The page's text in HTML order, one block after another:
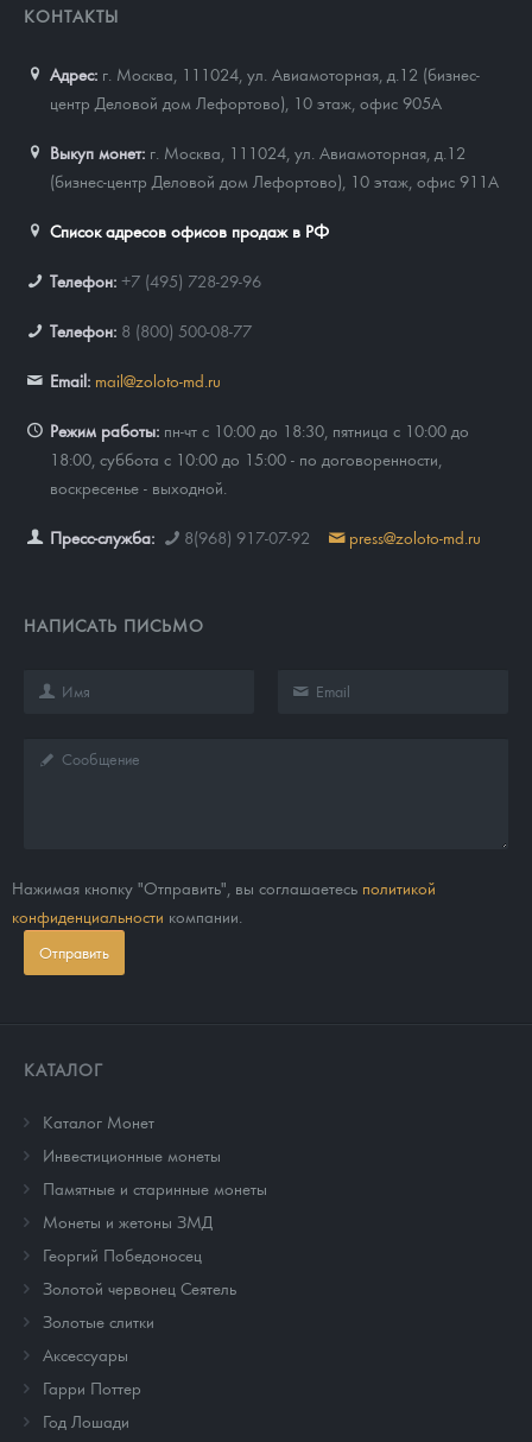
КОНТАКТЫ
Адрес: г. Москва, 111024 ул. Авиамоторная, д.12 (бизнес-
центр Деловой дом Лефортово), 10 этаж, офис 905А
Выкуп монет: г. Москва, 111024, ул. Авиамоторная, д.12
(бизнес-центр Деловой дом Лефортово), 10 этаж, офис 911А
Список адресов офисов продаж в РФ
Телефон: +7 (495) 728-29-96
Телефон: 8 (800) 500-08-77
Email: mail@zoloto-md.ru
Режим работы: пн-чт с 10:00 до 18:30, пятница с 10:00 до
18:00, суббота с 10:00 до 15:00 - по договоренности,
воскресенье - выходной.
Пресс-служба: 8(968) 917-07-92 press@zoloto-md.ru
НАПИСАТЬ ПИСЬМО
Нажимая кнопку "Отправить", вы соглашаетесь политикой
конфиденциальности компании.
Отправить
КАТАЛОГ
Каталог Монет
Инвестиционные монеты
Памятные и старинные монеты
Монеты и жетоны ЗМД
Георгий Победоносец
Золотой червонец Сеятель
Золотые слитки
Аксессуары
Гарри Поттер
Год Лошади